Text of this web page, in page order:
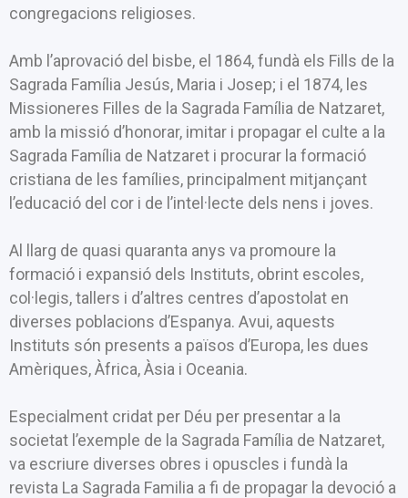
congregacions religioses.
Amb l’aprovació del bisbe, el 1864, fundà els Fills de la
Sagrada Família Jesús, Maria i Josep; i el 1874, les
Missioneres Filles de la Sagrada Família de Natzaret,
amb la missió d’honorar, imitar i propagar el culte a la
Sagrada Família de Natzaret i procurar la formació
cristiana de les famílies, principalment mitjançant
l’educació del cor i de l’intel·lecte dels nens i joves.
Al llarg de quasi quaranta anys va promoure la
formació i expansió dels Instituts, obrint escoles,
col·legis, tallers i d’altres centres d’apostolat en
diverses poblacions d’Espanya. Avui, aquests
Instituts són presents a països d’Europa, les dues
Amèriques, Àfrica, Àsia i Oceania.
Especialment cridat per Déu per presentar a la
societat l’exemple de la Sagrada Família de Natzaret,
va escriure diverses obres i opuscles i fundà la
revista La Sagrada Familia a fi de propagar la devoció a